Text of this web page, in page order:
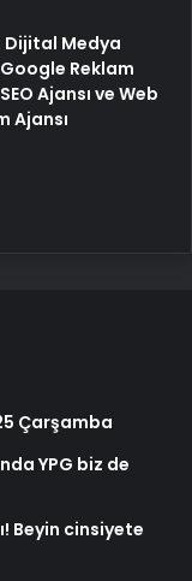
Dijital Medya
Reklam
Ajansı ve Web
Ajansı
Çarşamba
YPG biz de
Beyin cinsiyete